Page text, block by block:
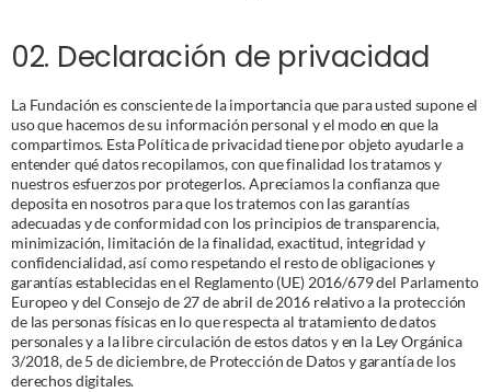
02. Declaración de privacidad
La Fundación es consciente de la importancia que para usted supone el
uso que hacemos de su información personal y el modo en que la
compartimos. Esta Política de privacidad tiene por objeto ayudarle a
entender qué datos recopilamos, con que finalidad los tratamos y
nuestros esfuerzos por protegerlos. Apreciamos la confianza que
deposita en nosotros para que los tratemos con las garantías
adecuadas y de conformidad con los principios de transparencia,
minimización, limitación de la finalidad, exactitud, integridad y
confidencialidad, así como respetando el resto de obligaciones y
garantías establecidas en el Reglamento (UE) 2016/679 del Parlamento
Europeo y del Consejo de 27 de abril de 2016 relativo a la protección
de las personas físicas en lo que respecta al tratamiento de datos
personales y a la libre circulación de estos datos y en la Ley Orgánica
3/2018, de 5 de diciembre, de Protección de Datos y garantía de los
derechos digitales.